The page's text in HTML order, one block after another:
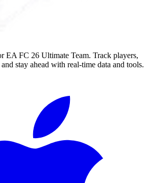
EA FC 26 Ultimate Team. Track players,
stay ahead with real-time data and tools.